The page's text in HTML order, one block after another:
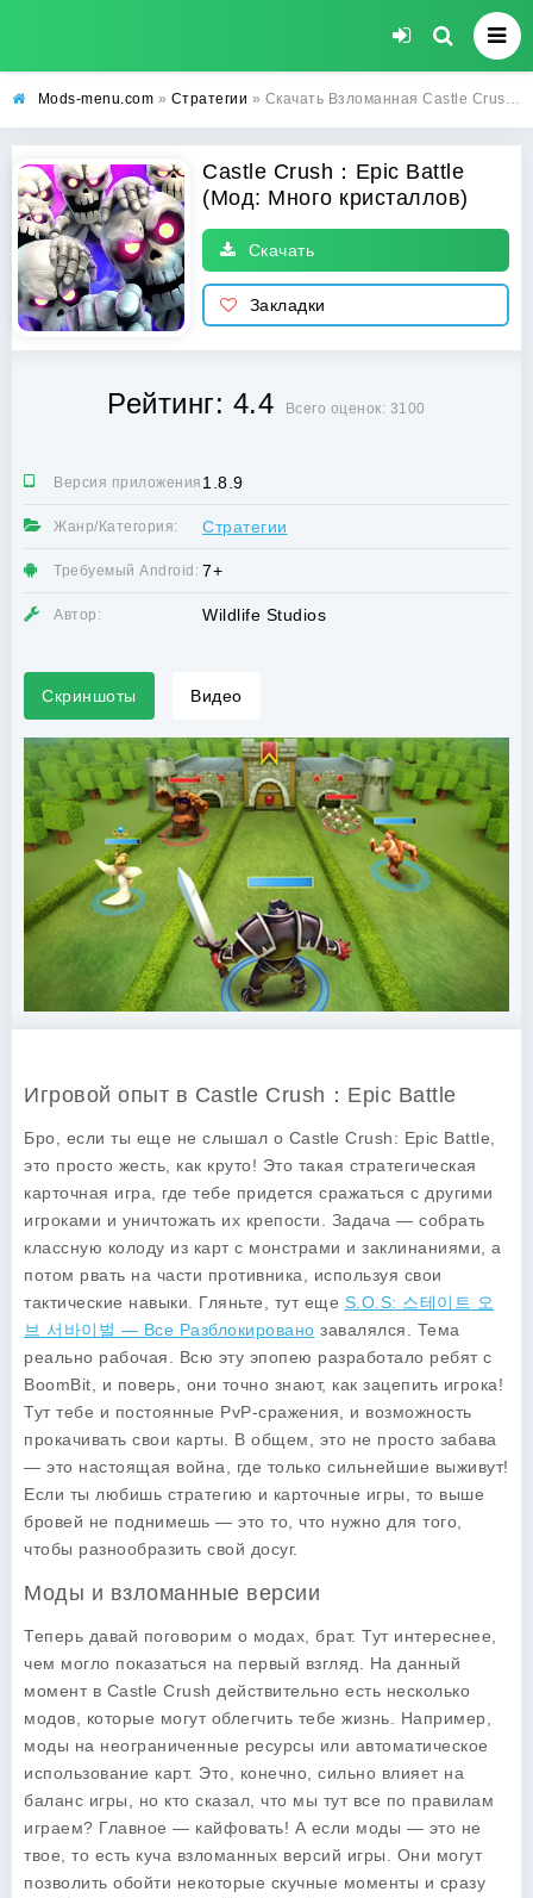
Mods-menu.com » Стратегии » Скачать Взломанная Castle Crush：Epic Battle на Андроид (Много кристаллов) бесплатно
Castle Crush：Epic Battle
(Мод: Много кристаллов)
Скачать
Закладки
Рейтинг: 4.4 Всего оценок: 3100
Версия приложения:1.8.9
Жанр/Категория: Стратегии
Требуемый Android: 7+
Автор: Wildlife Studios
Скриншоты Видео
Игровой опыт в Castle Crush：Epic Battle
Бро, если ты еще не слышал о Castle Crush: Epic Battle
это просто жесть, как круто! Это такая стратегическая
карточная игра, где тебе придется сражаться с другими
игроками и уничтожать их крепости. Задача — собрать
классную колоду из карт с монстрами и заклинаниями, а
потом рвать на части противника, используя свои
тактические навыки. Гляньте, тут еще S.O.S: 스테이트 오
브 서바이벌 — Все Разблокировано завалялся. Тема
реально рабочая. Всю эту эпопею разработало ребят с
BoomBit , и поверь, они точно знают, как зацепить игрока!
Тут тебе и постоянные PvP-сражения, и возможность
прокачивать свои карты. В общем, это не просто забава
— это настоящая война, где только сильнейшие выживут!
Если ты любишь стратегию и карточные игры, то выше
бровей не поднимешь — это то, что нужно для того,
чтобы разнообразить свой досуг.
Моды и взломанные версии
Теперь давай поговорим о модах, брат. Тут интереснее,
чем могло показаться на первый взгляд. На данный
момент в Castle Crush действительно есть несколько
модов, которые могут облегчить тебе жизнь. Например,
моды на неограниченные ресурсы или автоматическое
использование карт. Это, конечно, сильно влияет на
баланс игры, но кто сказал, что мы тут все по правилам
играем? Главное — кайфовать! А если моды — это не
твое, то есть куча взломанных версий игры. Они могут
позволить обойти некоторые скучные моменты и сразу